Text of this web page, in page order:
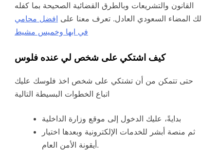
القانون والتشريعات وبالطرق القضائية الصحيحة بما كفله
لك المضاء السعودي العادل. تعرف معنا على افضل محامي
في ابها وخميس مشيط
كيف اشتكي على شخص لي عنده فلوس
حتى تتمكن من أن تشتكي على شخص اخذ فلوسك عليك
اتباع الخطوات البسيطة التالية
بدايةً، عليك الدخول إلى موقع وزارة الداخلية
ثم منصة أبشر للخدمات الإلكترونية وبعدها اختيار
أيقونة الأمن العام.